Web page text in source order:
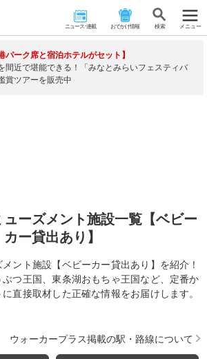
ニュース･連載 おでかけ情報 検 索 メニュー
パーク席と宿泊ホテルがセット】
間近で堪能できる！「みなとみらいフェスティバ
賞ツアーを販売中
ューズメント施設一覧【ベビー
カー貸出あり】
ント施設【ベビーカー貸出あり】を紹介！
つ王国、東条湖おもちゃ王国など、定番か
直接取材した正確な情報をお届けします。
ウォーカープラス掲載の駅・路線について